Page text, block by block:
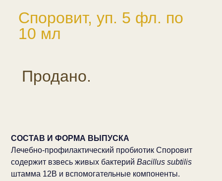
Споровит, уп. 5 фл. по
10 мл
Продано.
СОСТАВ И ФОРМА ВЫПУСКА
Лечебно-профилактический пробиотик Споровит
содержит взвесь живых бактерий Bacillus subtilis
штамма 12В и вспомогательные компоненты.